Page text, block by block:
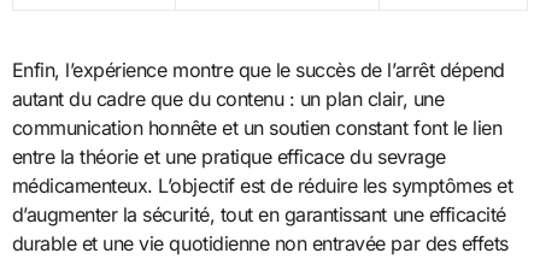
Enfin, l’expérience montre que le succès de l’arrêt dépend
autant du cadre que du contenu : un plan clair, une
communication honnête et un soutien constant font le lien
entre la théorie et une pratique efficace du sevrage
médicamenteux. L’objectif est de réduire les symptômes et
d’augmenter la sécurité, tout en garantissant une efficacité
durable et une vie quotidienne non entravée par des effets